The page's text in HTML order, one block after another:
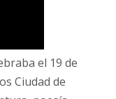
el 19 de
Ciudad de